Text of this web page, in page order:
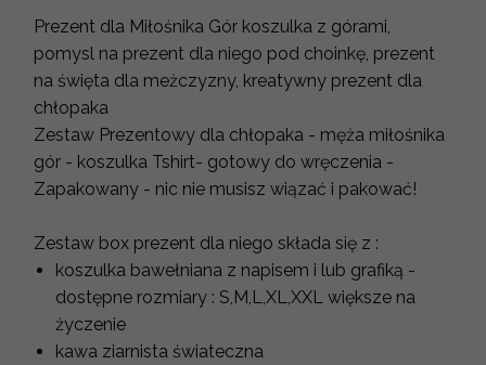
Prezent dla Miłośnika Gór koszulka z górami,
pomysl na prezent dla niego pod choinkę, prezent
na święta dla meżczyzny, kreatywny prezent dla
chłopaka
Zestaw Prezentowy dla chłopaka - męża miłośnika
gór - koszulka Tshirt- gotowy do wręczenia -
Zapakowany - nic nie musisz wiązać i pakować!
Zestaw box prezent dla niego składa się z :
koszulka bawełniana z napisem i lub grafiką -
dostępne rozmiary : S,M,L,XL,XXL większe na
życzenie
kawa ziarnista świateczna